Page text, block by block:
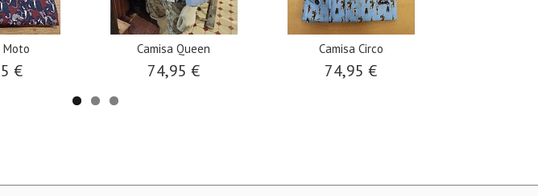
Moto
€
Camisa Queen
74,95 €
Camisa Circo
74,95 €